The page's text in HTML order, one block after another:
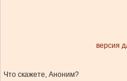
версия
Что скажете, Аноним?